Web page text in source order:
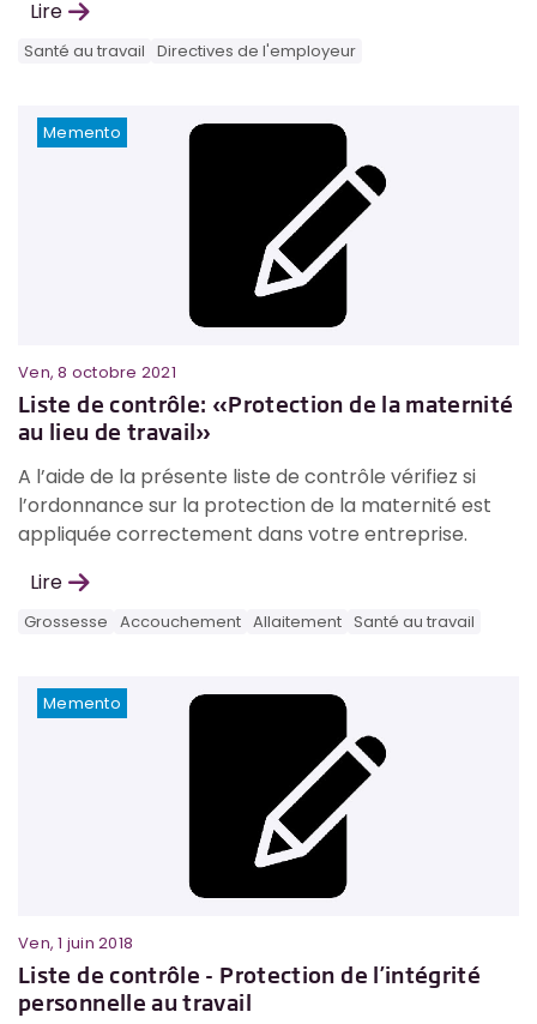
Lire
Santé au travail Directives de l'employeur
Memento
Ven, 8 octobre 2021
Liste de contrôle: «Protection de la maternité
au lieu de travail»
A l’aide de la présente liste de contrôle vérifiez si
l’ordonnance sur la protection de la maternité est
appliquée correctement dans votre entreprise.
Lire
Grossesse Accouchement Allaitement Santé au travail
Memento
Ven, 1 juin 2018
Liste de contrôle - Protection de l’intégrité
personnelle au travail